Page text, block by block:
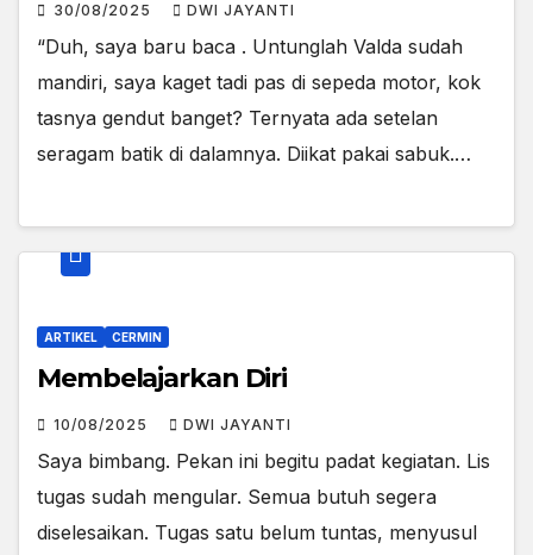
30/08/2025 DWI JAYANTI
“Duh, saya baru baca . Untunglah Valda sudah
mandiri, saya kaget tadi pas di sepeda motor, kok
tasnya gendut banget? Ternyata ada setelan
seragam batik di dalamnya. Diikat pakai sabuk.…
ARTIKEL CERMIN
Membelajarkan Diri
10/08/2025 DWI JAYANTI
Saya bimbang. Pekan ini begitu padat kegiatan. Lis
tugas sudah mengular. Semua butuh segera
diselesaikan. Tugas satu belum tuntas, menyusul